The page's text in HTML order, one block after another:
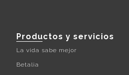
Productos y servicios
La vida sabe mejor
Betalia